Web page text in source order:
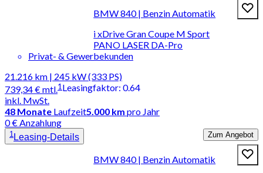
BMW 840 | Benzin Automatik
i xDrive Gran Coupe M Sport
PANO LASER DA-Pro
Privat- & Gewerbekunden
21.216 km | 245 kW (333 PS)
739,34 €mtl.1
inkl. MwSt.
Leasingfaktor: 0.64
48 Monate Laufzeit5.000 km pro Jahr
0 € Anzahlung
1Leasing-Details Zum Angebot
BMW 840 | Benzin Automatik